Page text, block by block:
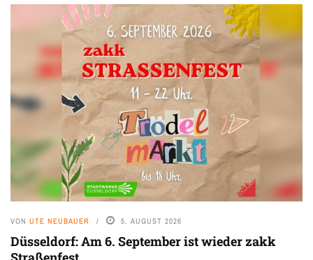
VON UTE NEUBAUER 5. AUGUST 2026
Düsseldorf: Am 6. September ist wieder zakk